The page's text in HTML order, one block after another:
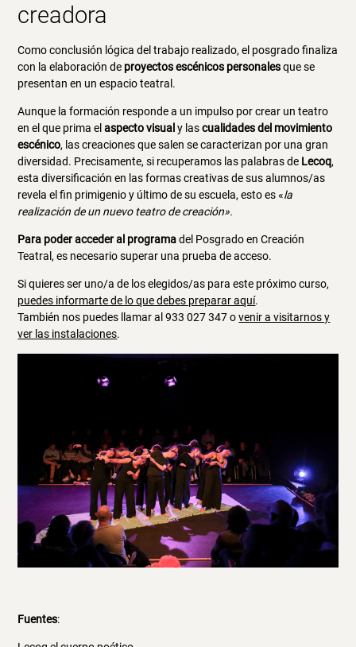
creadora
Como conclusión lógica del trabajo realizado, el posgrado finaliza
con la elaboración de proyectos escénicos personalesque se
presentan en un espacio teatral.
Aunque la formación responde a un impulso por crear un teatro
en el que prima elaspecto visualy lascualidades del movimiento
escénico, las creaciones que salen se caracterizan por una gran
diversidad. Precisamente, si recuperamos las palabras de Lecoq,
esta diversificación en las formas creativas de sus alumnos/as
revela el fin primigenio y último de su escuela, esto es «la
realización de un nuevo teatro de creación».
Para poder acceder al programadel Posgrado en Creación
Teatral, es necesario superar una prueba de acceso.
Si quieres ser uno/a de los elegidos/as para este próximo curso,
puedes informarte de lo que debes preparar aquí.
También nos puedes llamar al 933 027 347 ovenir a visitarnos y
ver las instalaciones.
Fuentes: